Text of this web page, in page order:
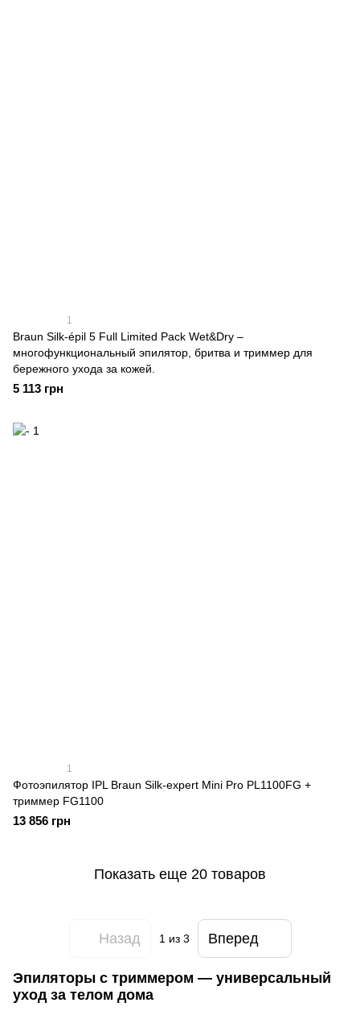
1
Braun Silk-épil 5 Full Limited Pack Wet&Dry –
многофункциональный эпилятор, бритва и триммер для
бережного ухода за кожей.
5 113 грн
1
Фотоэпилятор IPL Braun Silk-expert Mini Pro PL1100FG +
триммер FG1100
13 856 грн
Показать еще 20 товаров
Назад 1 из 3 Вперед
Эпиляторы с триммером — универсальный
уход за телом дома